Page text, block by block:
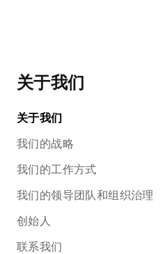
关于我们
关于我们
我们的战略
我们的工作方式
我们的领导团队和组织治理
创始人
联系我们